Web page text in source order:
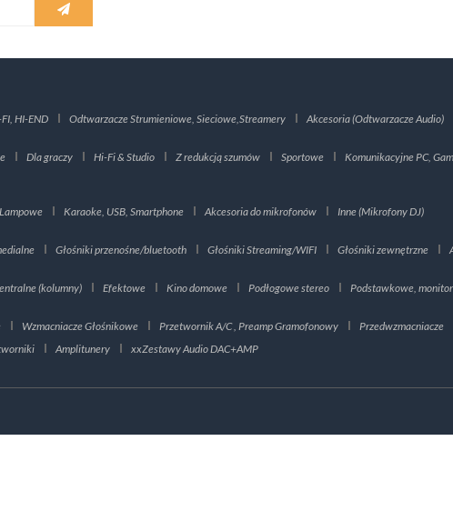
HI-END Odtwarzacze Strumieniowe, Sieciowe,Streamery Akcesoria (Odtwarzacze Audio)
Dla graczy Hi-Fi & Studio Z redukcją szumów Sportowe Komunikacyjne PC,
Lampowe Karaoke, USB, Smartphone Akcesoria do mikrofonów Inne (Mikrofony DJ)
Głośniki przenośne/bluetooth Głośniki Streaming/WIFI Głośniki zewnętrzne
(kolumny) Efektowe Kino domowe Podłogowe stereo Podstawkowe,
Wzmacniacze Głośnikowe Przetwornik A/C , Preamp Gramofonowy Przedwzmacniacze
Amplitunery xxZestawy Audio DAC+AMP